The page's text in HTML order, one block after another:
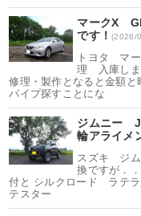
マークX
です！(2026/
トヨタ マ
理 入庫しま
修理・製作となると金額
パイプ探すことにな
ジムニー
輪アライメ
スズキ ジ
換ですが．
付と シルクロード ラテ
テスター